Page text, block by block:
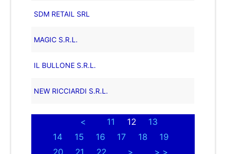
SDM RETAIL SRL
MAGIC S.R.L.
IL BULLONE S.R.L.
NEW RICCIARDI S.R.L.
< 11 12
13
14
15 16 17 18
19
20
21 22 > > >